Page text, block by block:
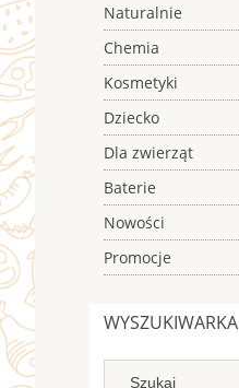
Naturalnie
Chemia
Kosmetyki
Dziecko
Dla zwierząt
Baterie
Nowości
Promocje
WYSZUKIWARKA